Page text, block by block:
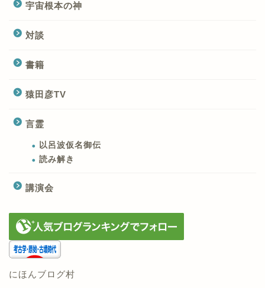
宇宙根本の神
対談
書籍
猿田彦TV
言霊
以呂波仮名御伝
読み解き
講演会
にほんブログ村